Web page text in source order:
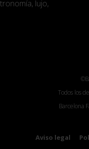
lujo,
Todos los
Barcelona
Aviso legal